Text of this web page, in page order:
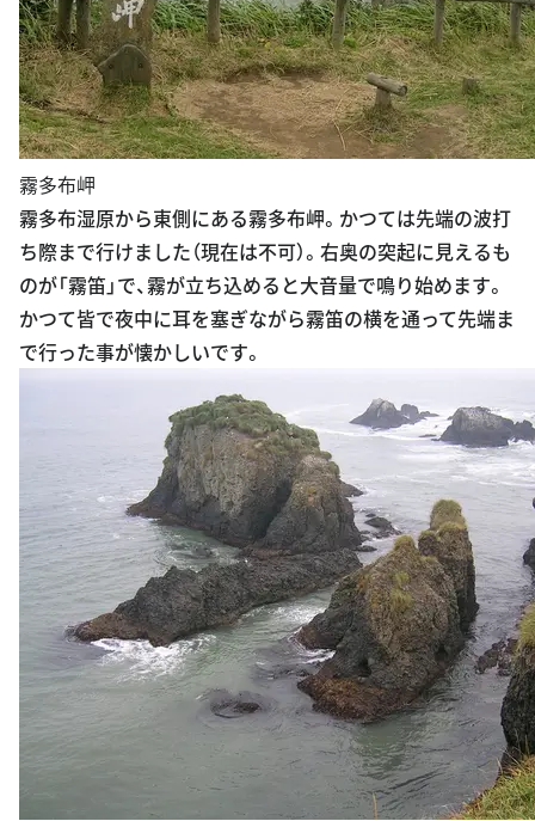
霧多布岬
霧多布湿原から東側にある霧多布岬。かつては先端の波打
ち際まで行けました（現在は不可）。右奥の突起に見えるも
のが「霧笛」で、霧が立ち込めると大音量で鳴り始めます。
かつて皆で夜中に耳を塞ぎながら霧笛の横を通って先端ま
で行った事が懐かしいです。